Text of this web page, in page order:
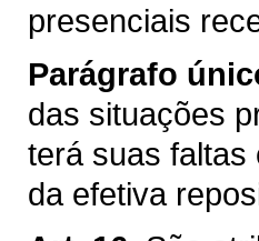
presenciais
Parágrafo
das situações
terá suas faltas
da efetiva